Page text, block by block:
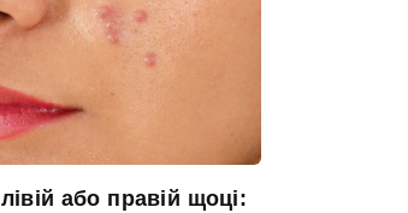
або правій щоці: